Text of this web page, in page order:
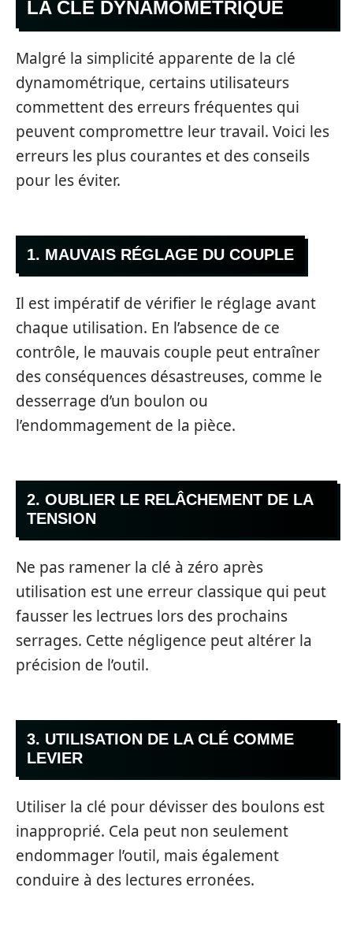
LA CLÉ DYNAMOMÉTRIQUE
Malgré la simplicité apparente de la clé
dynamométrique, certains utilisateurs
commettent des erreurs fréquentes qui
peuvent compromettre leur travail. Voici les
erreurs les plus courantes et des conseils
pour les éviter.
1. MAUVAIS RÉGLAGE DU COUPLE
Il est impératif de vérifier le réglage avant
chaque utilisation. En l’absence de ce
contrôle, le mauvais couple peut entraîner
des conséquences désastreuses, comme le
desserrage d’un boulon ou
l’endommagement de la pièce.
2. OUBLIER LE RELÂCHEMENT DE LA
TENSION
Ne pas ramener la clé à zéro après
utilisation est une erreur classique qui peut
fausser les lectrues lors des prochains
serrages. Cette négligence peut altérer la
précision de l’outil.
3. UTILISATION DE LA CLÉ COMME
LEVIER
Utiliser la clé pour dévisser des boulons est
inapproprié. Cela peut non seulement
endommager l’outil, mais également
conduire à des lectures erronées.